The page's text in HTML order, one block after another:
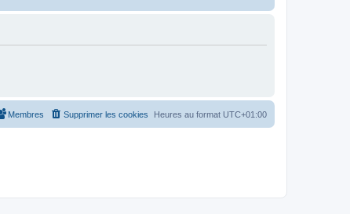
Heures au format UTC+01:00
Supprimer les cookies
Membres